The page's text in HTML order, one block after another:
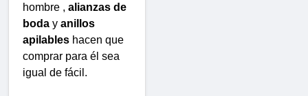
hombre , alianzas de
boda y anillos
apilables hacen que
comprar para él sea
igual de fácil.